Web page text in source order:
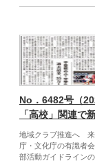
No．6482号（
「高校」関連で
地域クラブ推進へ
庁・文化庁の有識者
部活動ガイドライン